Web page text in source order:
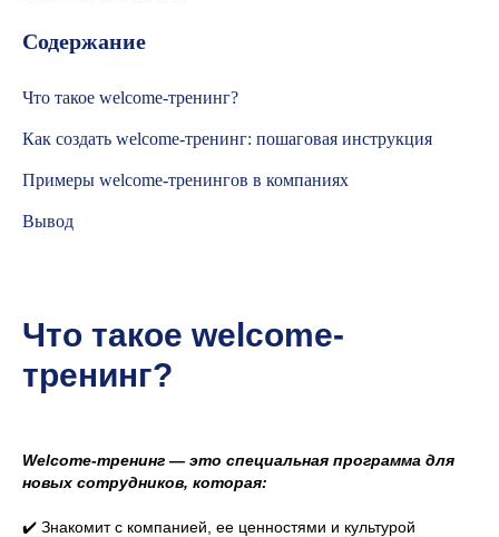
Содержание
Что такое welcome-тренинг?
Как создать welcome-тренинг: пошаговая инструкция
Примеры welcome-тренингов в компаниях
Вывод
Что такое welcome-
тренинг?
Welcome-тренинг — это специальная программа для
новых сотрудников, которая:
✔️ Знакомит с компанией, ее ценностями и культурой